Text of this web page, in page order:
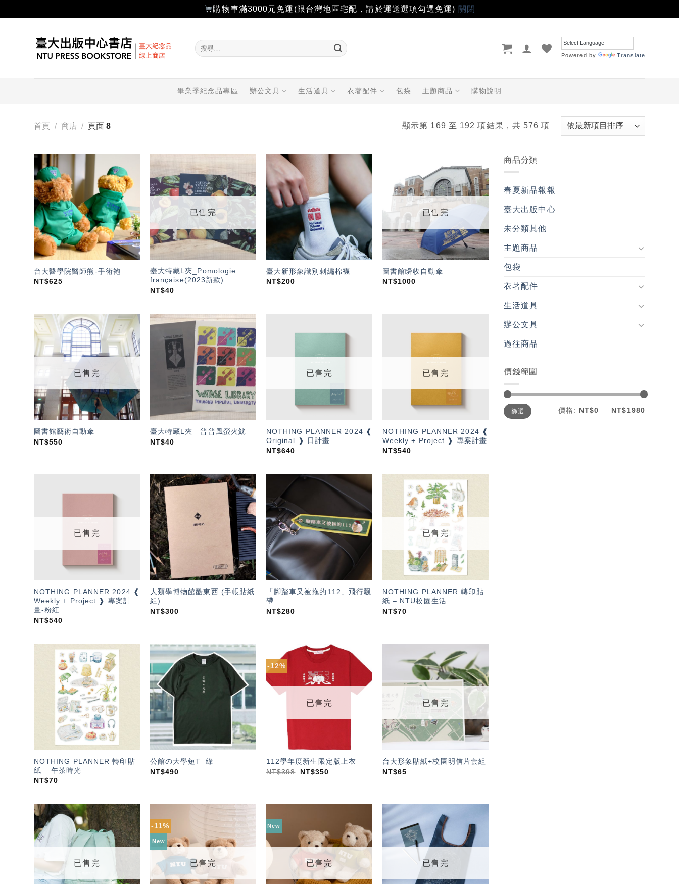
購物車滿3000元免運(限台灣地區宅配，請於運送選項勾選免運) 關閉
搜
尋
Powered by Translate
畢業季紀念品專區 辦公文具 生活道具 衣著配件 包袋 主題商品 購物說明
首頁 / 商店 / 頁面 8 顯示第 169 至 192 項結果，共 576 項
加入
「願
望輕
單」
台大醫學院醫師熊-手術袍
NT$625
加入
「願
望輕
已售完
臺大特藏L夾_Pomologie
française(2023新款)
NT$40
單」
臺大新形象識別刺繡棉襪
NT$200
加入
「願
望輕
已售完
圖書館瞬收自動傘
NT$1000
加入
「願
望輕
已售完
圖書館藝術自動傘
NT$550
加入
「願
望輕
單」
臺大特藏L夾—普普風螢火魷
NT$40
望輕
已售完
NOTHING PLANNER 2024 ❰
Original ❱ 日計畫
NT$640
望輕
已售完
NOTHING PLANNER 2024 ❰
Weekly + Project ❱ 專案計畫
NT$540
望輕
已售完
NOTHING PLANNER 2024 ❰
Weekly + Project ❱ 專案計
畫-粉紅
NT$540
加入
「願
望輕
單」
人類學博物館酷東西 (手帳貼紙
組)
NT$300
加入
「願
望輕
單」
「腳踏車又被拖的112」飛行飄
帶
NT$280
望輕
已售完
NOTHING PLANNER 轉印貼
紙 – NTU校園生活
NT$70
NOTHING PLANNER 轉印貼
紙 – 午茶時光
NT$70
加入
「願
望輕
單」
公館の大學短T_綠
NT$490
-12%
望輕
單」
已售完
112學年度新生限定版上衣
NT$398 NT$350
加入
「願
望輕
單」
已售完
台大形象貼紙+校園明信片套組
NT$65
加入
「願
望輕
已售完
-11%
New
望輕
已售完
New
加入
「願
望輕
已售完
加入
「願
望輕
已售完
商品分類
春夏新品報報
臺大出版中心
未分類其他
主題商品
包袋
衣著配件
生活道具
辦公文具
過往商品
價錢範圍
最
低
價
最
高
價
篩選 價格: NT$0 — NT$1980